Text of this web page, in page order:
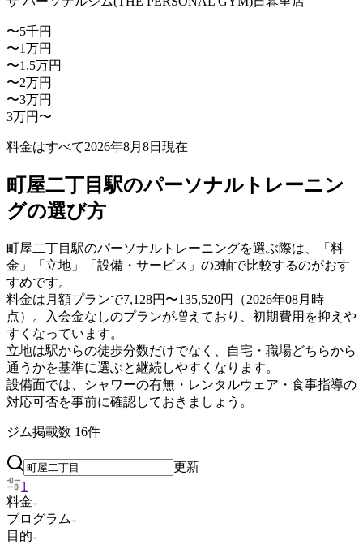
〜5千円
〜1万円
〜1.5万円
〜2万円
〜3万円
3万円〜
料金はすべて2026年8月8日 現在
町屋二丁目駅のパーソナルトレーニン
グの選び方
町屋二丁目駅のパーソナルトレーニングを選ぶ際は、「料
金」「立地」「設備・サービス」の3軸で比較するのがおす
すめです。
料金は月額プランで7,128円〜135,520円（2026年08月時
点）。入会金なしのプランが増えており、初期費用を抑えや
すくなっています。
立地は駅からの徒歩分数だけでなく、自宅・職場どちらから
通うかを基準に選ぶと継続しやすくなります。
設備面では、シャワーの有無・レンタルウェア・食事指導の
対応可否を事前に確認しておきましょう。
ジム掲載数 16件
更新
1
料金
プログラム
目的